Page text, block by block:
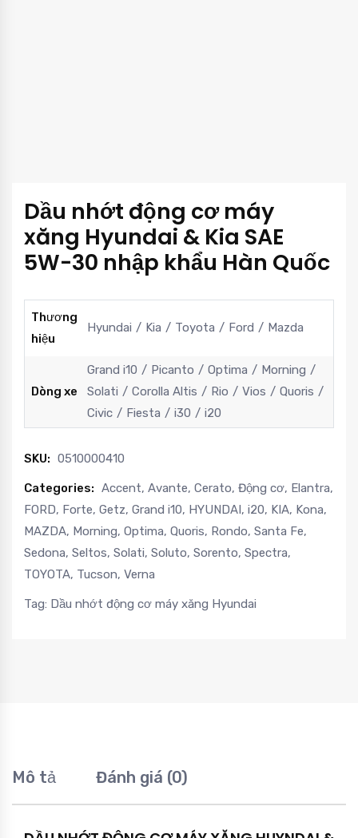
Dầu nhớt động cơ máy
xăng Hyundai & Kia SAE
5W-30 nhập khẩu Hàn Quốc
Thương
hiệu
Hyundai Kia Toyota Ford Mazda
Dòng xe
Grand i10 Picanto Optima
Morning
Solati
Corolla Altis Rio Vios
Quoris
Civic
Fiesta i30 i20
SKU: 0510000410
Categories: Accent, Avante, Cerato, Động cơ, Elantra,
FORD, Forte, Getz, Grand i10, HYUNDAI , i20, KIA, Kona,
MAZDA, Morning, Optima, Quoris, Rondo, Santa Fe,
Sedona, Seltos, Solati, Soluto, Sorento, Spectra,
TOYOTA, Tucson, Verna
Tag: Dầu nhớt động cơ máy xăng Hyundai
Mô tả Đánh giá (0)